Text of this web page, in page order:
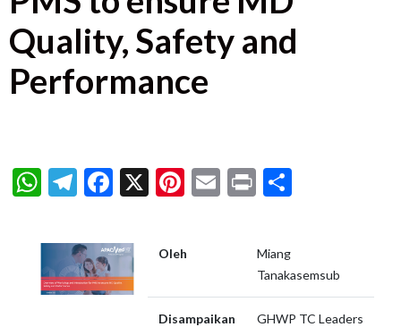
Quality, Safety and
Performance
WhatsApp
Telegram
Facebook
X Pinterest
Email
Print
Oleh
Miang
Tanakasemsub
Disampaikan
GHWP TC Leaders